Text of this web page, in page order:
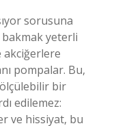
sorusuna
yeterli
akciğerlere
pompalar. Bu,
ölçülebilir bir
edilemez:
ve hissiyat, bu